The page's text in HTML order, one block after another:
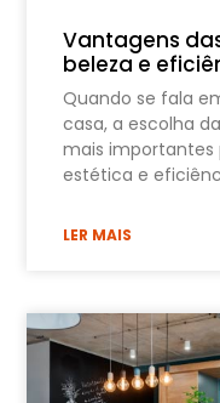
Vantagens
beleza e
Quando se fala
casa, a escolha
mais
estética e
LER MAIS